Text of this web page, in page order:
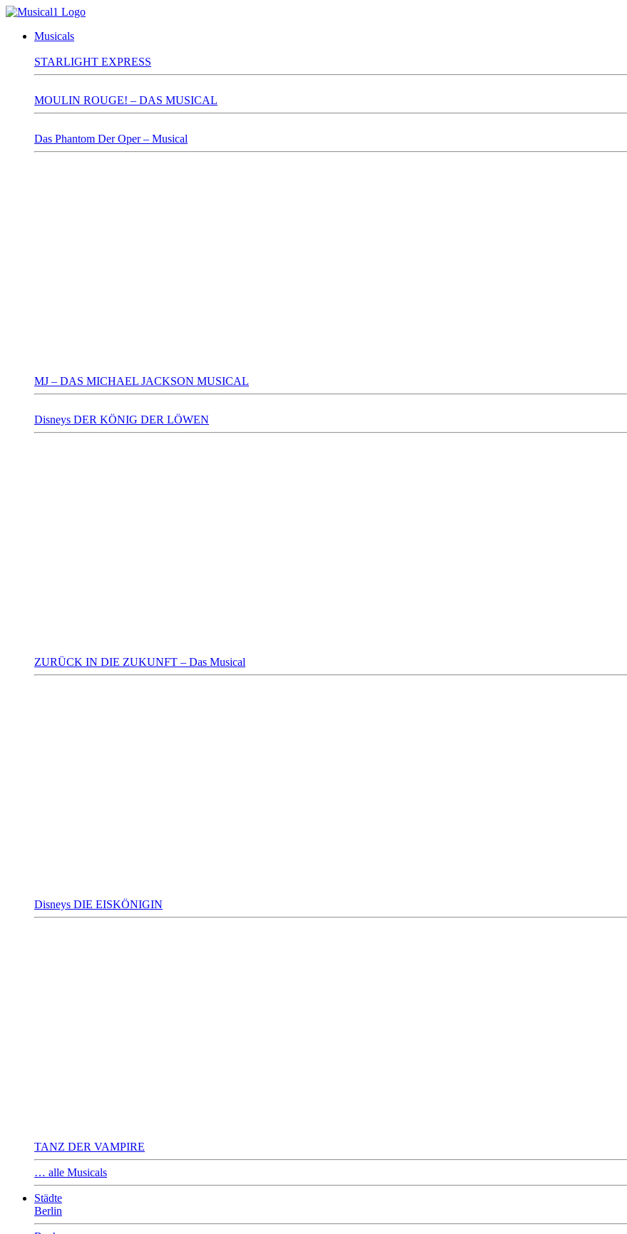
Musicals
STARLIGHT EXPRESS
MOULIN ROUGE! – DAS MUSICAL
Das Phantom Der Oper – Musical
MJ – DAS MICHAEL JACKSON MUSICAL
Disneys DER KÖNIG DER LÖWEN
ZURÜCK IN DIE ZUKUNFT – Das Musical
Disneys DIE EISKÖNIGIN
TANZ DER VAMPIRE
… alle Musicals
Städte
Berlin